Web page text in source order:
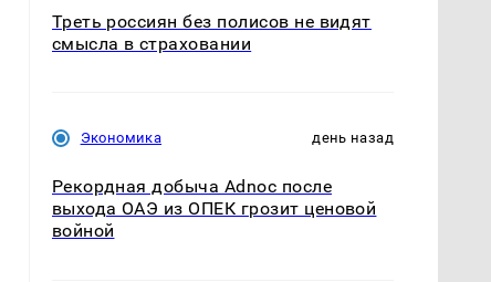
Треть россиян без полисов не видят
смысла в страховании
Экономика день назад
Рекордная добыча Adnoc после
выхода ОАЭ из ОПЕК грозит ценовой
войной